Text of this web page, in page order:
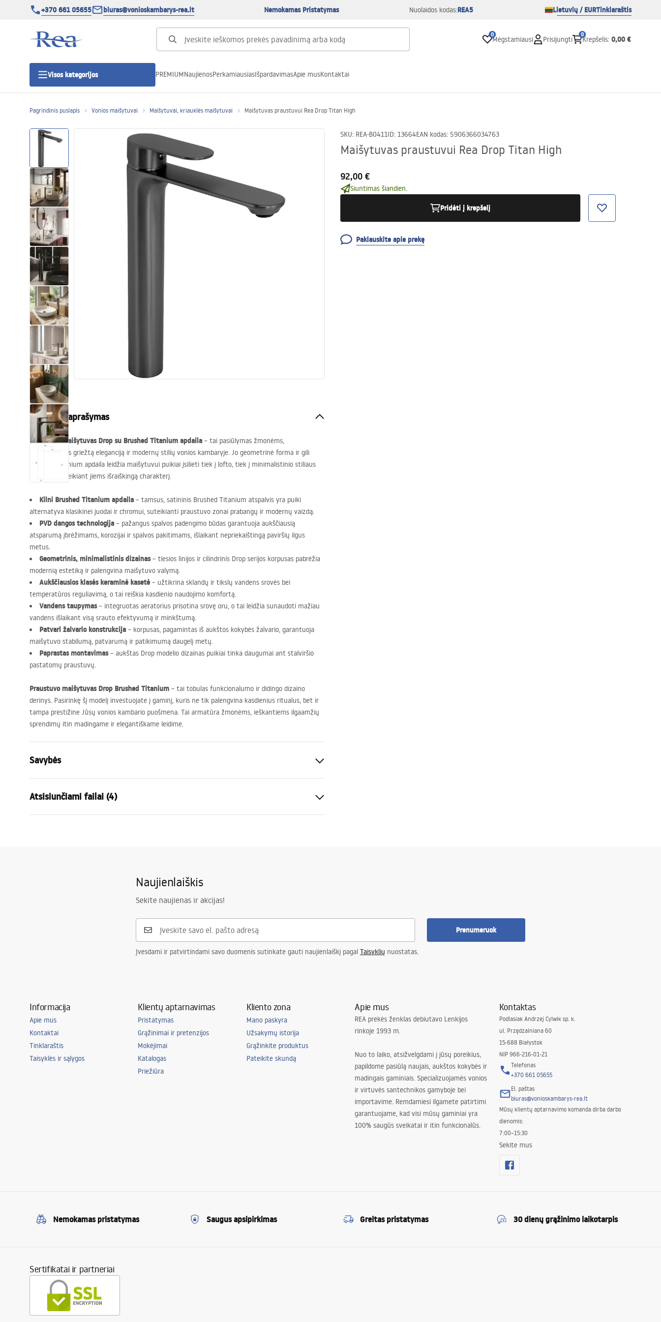
+370 661 05655 biuras@vonioskambarys-rea.lt Nemokamas Pristatymas Nuolaidos kodas:REA5 Lietuvių / EURTinklaraštis
0
Mėgstamiausi Prisijungti
0
Krepšelis: 0,00 €
Visos kategorijos
Vonios dušo padėklai
Linijiniai dušo kanalai
Tualetai
Praustuvas
Vonios ir ekranai
Vonios maišytuvai
Vonios dušai
Virtuvė
Vonios aksesuarai ir baldai
PREMIUMNaujienosPerkamiausiasIšpardavimasApie musKontaktai
Pagrindinis puslapis Vonios maišytuvai Maišytuvai, kriauklės maišytuvai Maišytuvas praustuvui Rea Drop Titan High
SKU: REA-B0411ID: 13664EAN kodas: 5906366034763
Maišytuvas praustuvui Rea Drop Titan High
92,00 €
Siuntimas šiandien.
Pridėti į krepšelį
Paklauskite apie prekę
Produkto aprašymas
Praustuvo maišytuvas Drop su Brushed Titanium apdaila – tai pasiūlymas žmonėms,
vertinantiems griežtą eleganciją ir modernų stilių vonios kambaryje. Jo geometrinė forma ir gili
Brushed Titanium apdaila leidžia maišytuvui puikiai įsilieti tiek į lofto, tiek į minimalistinio stiliaus
interjerą, suteikiant jiems išraiškingą charakterį.
Kilni Brushed Titanium apdaila – tamsus, satininis Brushed Titanium atspalvis yra puiki
alternatyva klasikinei juodai ir chromui, suteikianti praustuvo zonai prabangų ir modernų vaizdą.
PVD dangos technologija – pažangus spalvos padengimo būdas garantuoja aukščiausią
atsparumą įbrėžimams, korozijai ir spalvos pakitimams, išlaikant nepriekaištingą paviršių ilgus
metus.
Geometrinis, minimalistinis dizainas– tiesios linijos ir cilindrinis Drop serijos korpusas pabrėžia
modernią estetiką ir palengvina maišytuvo valymą.
Aukščiausios klasės keraminė kasetė – užtikrina sklandų ir tikslų vandens srovės bei
temperatūros reguliavimą, o tai reiškia kasdienio naudojimo komfortą.
Vandens taupymas– integruotas aeratorius prisotina srovę oru, o tai leidžia sunaudoti mažiau
vandens išlaikant visą srauto efektyvumą ir minkštumą.
Patvari žalvario konstrukcija – korpusas, pagamintas iš aukštos kokybės žalvario, garantuoja
maišytuvo stabilumą, patvarumą ir patikimumą daugelį metų.
Paprastas montavimas– aukštas Drop modelio dizainas puikiai tinka daugumai ant stalviršio
pastatomų praustuvų.
Praustuvo maišytuvas Drop Brushed Titanium – tai tobulas funkcionalumo ir didingo dizaino
derinys. Pasirinkę šį modelį investuojate į gaminį, kuris ne tik palengvina kasdienius ritualus, bet ir
tampa prestižine Jūsų vonios kambario puošmena. Tai armatūra žmonėms, ieškantiems ilgaamžių
sprendimų itin madingame ir elegantiškame leidime.
Savybės
Montavimo būdas
Spalva
Titano
287mm
PVD
Drop
5 lat
Atsisiunčiami failai (4)
Safety_Information_Faucets.pdf Pielegnacja.pdf
Naujienlaiškis
Sekite naujienas ir akcijas!
Prenumeruok
Įvesdami ir patvirtindami savo duomenis sutinkate gauti naujienlaiškį pagal Taisyklių nuostatas.
Informacija
Apie mus
Kontaktai
Tinklaraštis
Taisyklės ir sąlygos
Klientų aptarnavimas
Pristatymas
Grąžinimai ir pretenzijos
Mokėjimai
Katalogas
Priežiūra
Kliento zona
Mano paskyra
Užsakymų istorija
Grąžinkite produktus
Pateikite skundą
Apie mus
REA prekės ženklas debiutavo Lenkijos
rinkoje 1993 m.
Nuo to laiko, atsižvelgdami į jūsų poreikius,
papildome pasiūlą naujais, aukštos kokybės ir
madingais gaminiais. Specializuojamės vonios
ir virtuvės santechnikos gamyboje bei
importavime. Remdamiesi ilgamete patirtimi
garantuojame, kad visi mūsų gaminiai yra
100% saugūs sveikatai ir itin funkcionalūs.
Kontaktas
Podlasiak Andrzej Cylwik sp. k.
ul. Przędzalniana 60
15-688 Białystok
NIP 966-216-01-21
Telefonas
+370 661 05655
El. paštas
biuras@vonioskambarys-rea.lt
Mūsų klientų aptarnavimo komanda dirba darbo
dienomis:
7:00–15:30
Sekite mus
Nemokamas pristatymas Saugus apsipirkimas Greitas pristatymas 30 dienų grąžinimo laikotarpis
Sertifikatai ir partneriai